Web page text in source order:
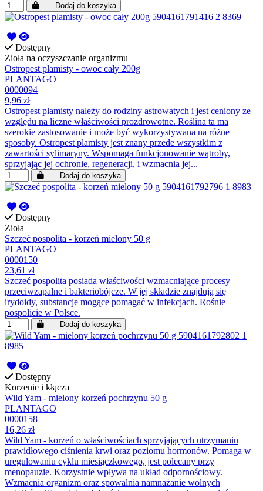
Dodaj do koszyka
Dostępny
Zioła na oczyszczanie organizmu
Ostropest plamisty - owoc cały 200g
PLANTAGO
0000094
9,96 zł
Ostropest plamisty należy do rodziny astrowatych i jest ceniony ze
względu na liczne właściwości prozdrowotne. Roślina ta ma
szerokie zastosowanie i może być wykorzystywana na różne
sposoby. Ostropest plamisty jest znany przede wszystkim z
zawartości sylimaryny. Wspomaga funkcjonowanie wątroby,
sprzyjając jej ochronie, regeneracji, i wzmacnia jej...
Dodaj do koszyka
Dostępny
Zioła
Szczeć pospolita - korzeń mielony 50 g
PLANTAGO
0000150
23,61 zł
Szczeć pospolita posiada właściwości wzmacniające procesy
przeciwzapalne i bakteriobójcze. W jej składzie znajdują się
irydoidy, substancje mogące pomagać w infekcjach. Rośnie
pospolicie w Polsce.
Dodaj do koszyka
Dostępny
Korzenie i kłącza
Wild Yam - mielony korzeń pochrzynu 50 g
PLANTAGO
0000158
16,26 zł
Wild Yam - korzeń o właściwościach sprzyjających utrzymaniu
prawidłowego ciśnienia krwi oraz poziomu hormonów. Pomaga w
uregulowaniu cyklu miesiączkowego, jest polecany przy
menopauzie. Korzystnie wpływa na układ odpornościowy.
Wzmacnia organizm oraz spowalnia namnażanie wolnych